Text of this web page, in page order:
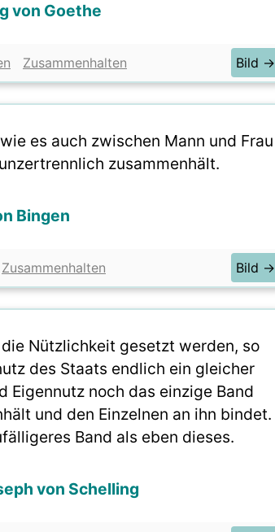
von Goethe
Zusammenhalten Bild →
es auch zwischen Mann und Frau
zusammenhält.
Bingen
Zusammenhalten Bild →
Nützlichkeit gesetzt werden, so
des Staats endlich ein gleicher
Eigennutz noch das einzige Band
und den Einzelnen an ihn bindet.
Band als eben dieses.
von Schelling